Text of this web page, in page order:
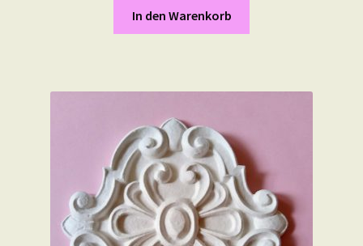
In den Warenkorb